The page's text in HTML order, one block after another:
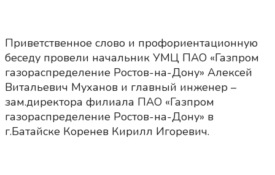
Приветственное слово и профориентационную
беседу провели начальник УМЦ ПАО «Газпром
газораспределение Ростов-на-Дону» Алексей
Витальевич Муханов и главный инженер –
зам.директора филиала ПАО «Газпром
газораспределение Ростов-на-Дону» в
г.Батайске Коренев Кирилл Игоревич.